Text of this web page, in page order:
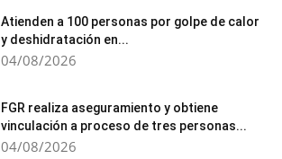
Atienden a 100 personas por golpe de calor
y deshidratación en...
04/08/2026
FGR realiza aseguramiento y obtiene
vinculación a proceso de tres personas...
04/08/2026